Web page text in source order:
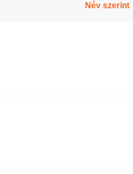
Név szerint